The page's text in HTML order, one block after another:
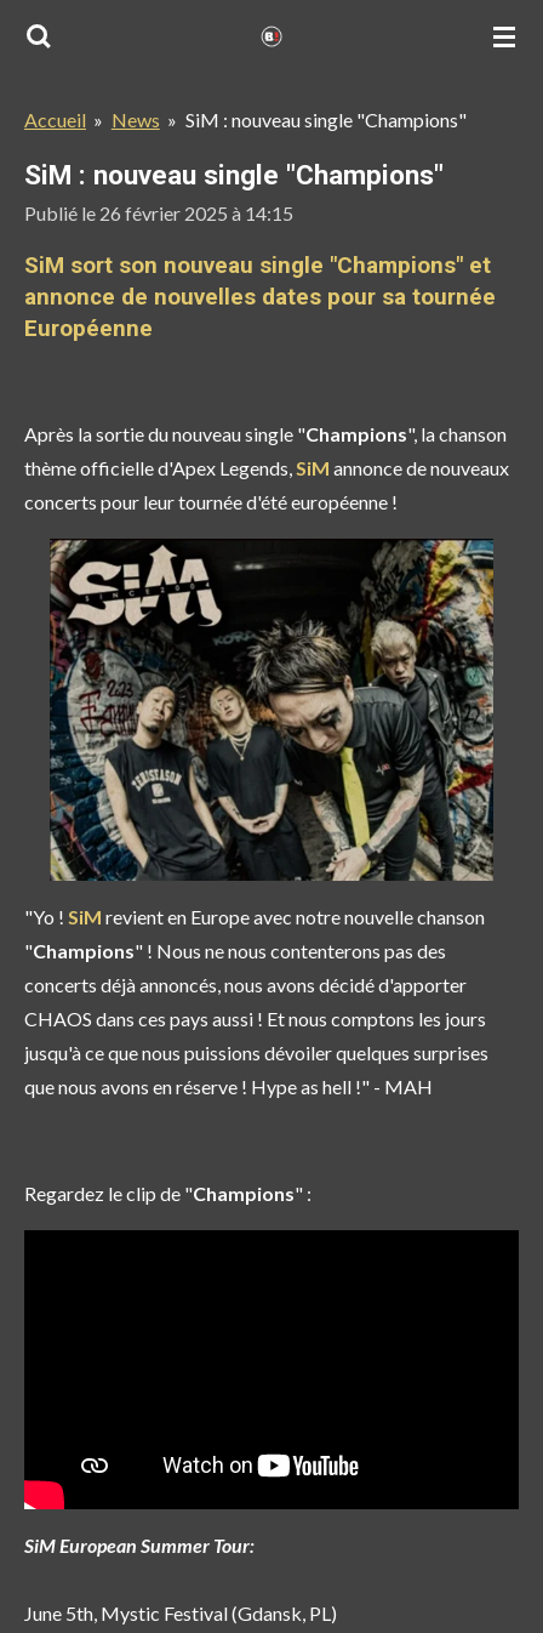
Passer
principal
Accueil » News » SiM : nouveau single "Champions"
SiM : nouveau single "Champions"
Publié le 26 février 2025 à 14:15
SiM sort son nouveau single "Champions" et
annonce de nouvelles dates pour sa tournée
Européenne
Après la sortie du nouveau single "Champions", la chanson
thème officielle d'Apex Legends,SiM annonce de nouveaux
concerts pour leur tournée d'été européenne !
"Yo ! SiM revient en Europe avec notre nouvelle chanson
"Champions" ! Nous ne nous contenterons pas des
concerts déjà annoncés, nous avons décidé d'apporter
CHAOS dans ces pays aussi ! Et nous comptons les jours
jusqu'à ce que nous puissions dévoiler quelques surprises
que nous avons en réserve ! Hype as hell !" - MAH
Regardez le clip de "Champions" :
SiM European Summer Tour:
June 5th, Mystic Festival (Gdansk, PL)